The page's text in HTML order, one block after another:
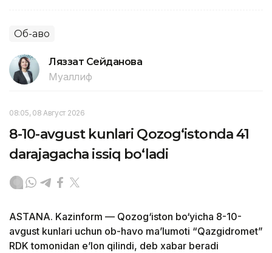
Об-ҳаво
Ляззат Сейданова
Муаллиф
08:05, 08 Август 2026
8-10-avgust kunlari Qozog‘istonda 41
darajagacha issiq bo‘ladi
ASTANA. Kazinform — Qozog‘iston bo‘yicha 8-10-
avgust kunlari uchun ob-havo ma’lumoti “Qazgidromet”
RDK tomonidan e’lon qilindi, deb xabar beradi